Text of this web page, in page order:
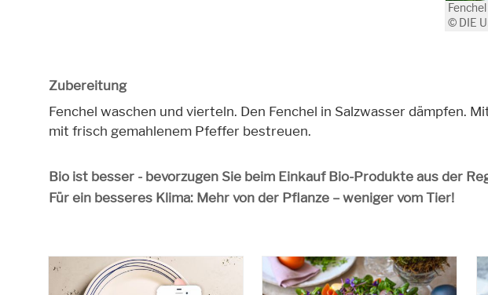
© DIE
Zubereitung
Fenchel waschen und vierteln. Den Fenchel in Salzwasser dämpfen.
mit frisch gemahlenem Pfeffer bestreuen.
Bio ist besser - bevorzugen Sie beim Einkauf Bio-Produkte aus der
Für ein besseres Klima: Mehr von der Pflanze – weniger vom Tier!